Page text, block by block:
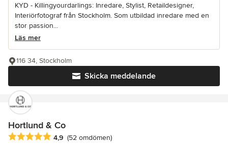
KYD - Killingyourdarlings: Inredare, Stylist, Retaildesigner,
Interiörfotograf från Stockholm. Som utbildad inredare med en
stor passion...
Läs mer
Skicka meddelande
116 34, Stockholm
Hortlund & Co
Genomsnittligt omdöme: 4.9 av 5 stjärnor
4,9 (52 omdömen)